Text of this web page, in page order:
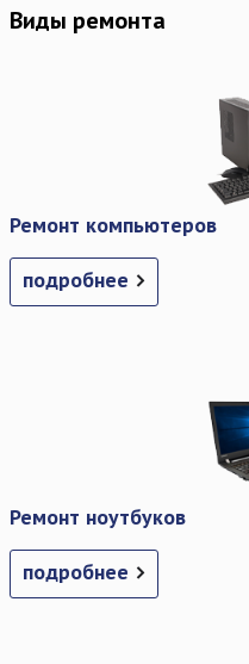
Виды ремонта
Ремонт компьютеров
подробнее
Ремонт ноутбуков
подробнее